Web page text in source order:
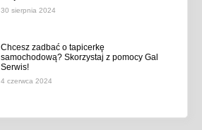
30 sierpnia 2024
Chcesz zadbać o tapicerkę
samochodową? Skorzystaj z pomocy Gal
Serwis!
4 czerwca 2024